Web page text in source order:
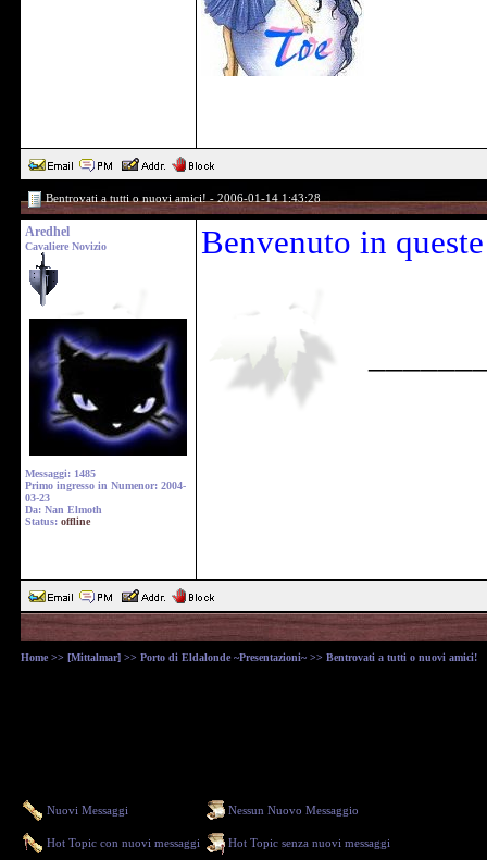
Bentrovati a tutti o nuovi amici! - 2006-01-14 1:43:28
Aredhel
Cavaliere Novizio
Messaggi: 1485
Primo ingresso in Numenor: 2004-
03-23
Da: Nan Elmoth
Status: offline
Benvenuto in
Home >> [Mittalmar] >> Porto di Eldalonde ~Presentazioni~ >> Bentrovati a tutti o nuovi amici!
Nuovi Messaggi Nessun Nuovo Messaggio
Hot Topic con nuovi messaggi Hot Topic senza nuovi messaggi